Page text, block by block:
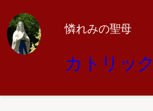
内
容
憐れみの聖母
カトリッ